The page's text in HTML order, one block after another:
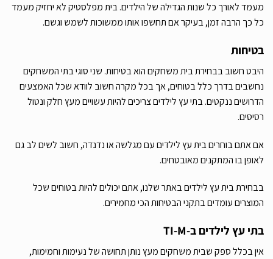
מעמד לאורך כל שנות הגדילה של הילדים. בית מפלסטיק לא יחזיק מעמד
כל כך הרבה זמן, בעיקר אם תחשפו אותו ממשוכות לשמש וגשם.
בטיחות
היבט חשוב בבחירת בית משחקים הוא בטיחות. שני סוגי בתי המשחקים
נחשבים בדרך כלל בטוחים, אך בכל מקרה חשוב לוודא שכל האמצעים
הדרושים ננקטים. בתי עץ לילדים צריכים להיות עשויים מעץ חלק ונטול
רסיסים.
אם אתם בוחרים בית עץ לילדים עם מגלשה או נדנדה, חשוב לשים לב גם
לאופן בו המתקנים מאובטחים.
בבחירת בית עץ לילדים באתר שלנו, אתם יכולים להיות בטוחים שכל
המוצרים עומדים בתקני הבטיחות הכי מחמירים.
בתי עץ לילדים ב-TI-M
אין בכלל ספק שבית משחקים מעץ נותן תחושה של נעימות וחמימות,